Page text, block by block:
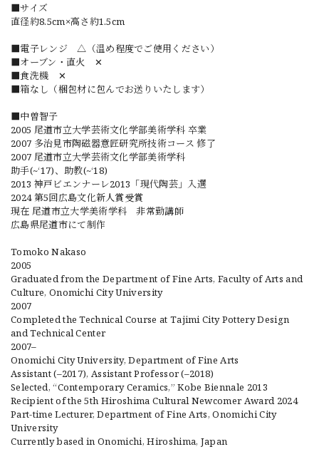
■サイズ
直径約8.5cm×高さ約1.5cm
■電子レンジ △（温め程度でご使用ください）
■オーブン・直火 ✕
■食洗機 ✕
■箱なし（梱包材に包んでお送りいたします）
■中曽智子
2005 尾道市立大学芸術文化学部美術学科 卒業
2007 多治見市陶磁器意匠研究所技術コース 修了
2007 尾道市立大学芸術文化学部美術学科
助手(~‘17)、助教(~‘18)
2013 神戸ビエンナーレ2013「現代陶芸」入選
2024 第5回広島文化新人賞受賞
現在 尾道市立大学美術学科 非常勤講師
広島県尾道市にて制作
Tomoko Nakaso
2005
Graduated from the Department of Fine Arts, Faculty of Arts and
Culture, Onomichi City University
2007
Completed the Technical Course at Tajimi City Pottery Design
and Technical Center
2007–
Onomichi City University, Department of Fine Arts
Assistant (–2017), Assistant Professor (–2018)
Selected, “Contemporary Ceramics,” Kobe Biennale 2013
Recipient of the 5th Hiroshima Cultural Newcomer Award 2024
Part-time Lecturer, Department of Fine Arts, Onomichi City
University
Currently based in Onomichi, Hiroshima, Japan